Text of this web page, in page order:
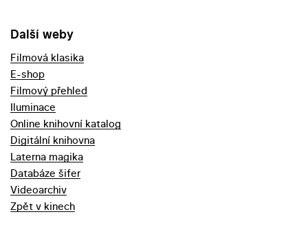
Další weby
Filmová klasika
E-shop
Filmový přehled
Iluminace
Online knihovní katalog
Digitální knihovna
Laterna magika
Databáze šifer
Videoarchiv
Zpět v kinech